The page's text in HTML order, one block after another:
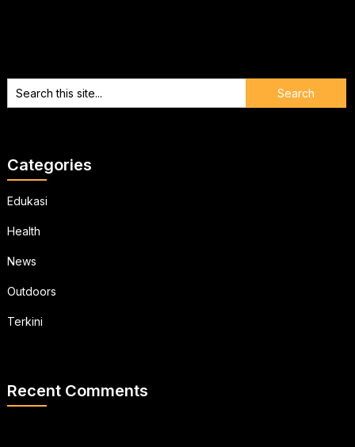
Categories
Edukasi
Health
News
Outdoors
Terkini
Recent Comments